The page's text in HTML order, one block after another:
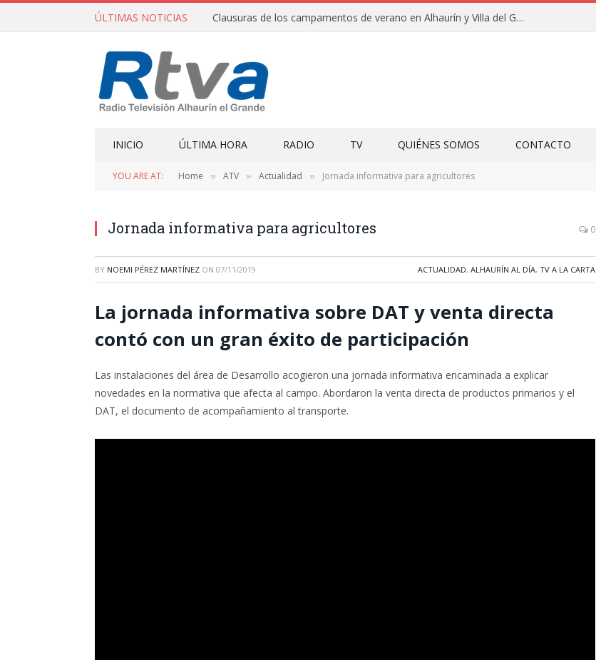
ÚLTIMAS NOTICIAS Clausuras de los campamentos de verano en Alhaurín y Villa del Guadalhorce 2026
INICIO ÚLTIMA HORA RADIO TV QUIÉNES SOMOS CONTACTO
YOU ARE AT: Home » ATV » Actualidad » Jornada informativa para agricultores
Jornada informativa para agricultores 0
BY NOEMI PÉREZ MARTÍNEZ ON 07/11/2019 ACTUALIDAD, ALHAURÍN AL DÍA, TV A LA CARTA
La jornada informativa sobre DAT y venta directa
contó con un gran éxito de participación
Las instalaciones del área de Desarrollo acogieron una jornada informativa encaminada a explicar
novedades en la normativa que afecta al campo. Abordaron la venta directa de productos primarios y el
DAT, el documento de acompañamiento al transporte.